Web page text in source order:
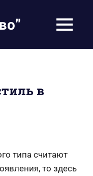
МЕНЮ
в
типа считают
то здесь